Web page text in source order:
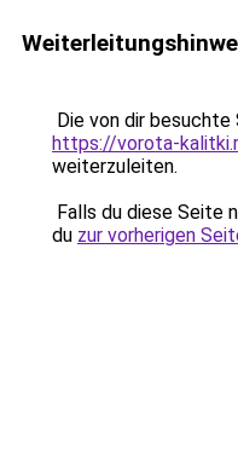
Die von dir
https://vorota-
weiterzuleiten.
Falls du diese Seite
du zur vorherigen